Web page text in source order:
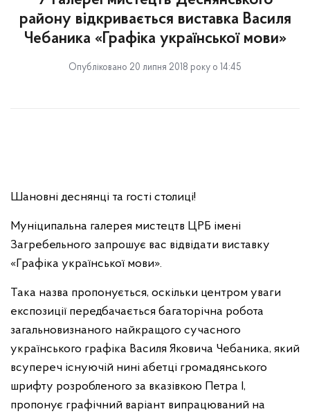
району відкривається виставка Василя
Чебаника «Графіка української мови»
Опубліковано 20 липня 2018 року о 14:45
Шановні деснянці та гості столиці!
Муніципальна галерея мистецтв ЦРБ імені
Загребельного запрошує вас відвідати виставку
«Графіка української мови».
Така назва пропонується, оскільки центром уваги
експозиції передбачається багаторічна робота
загальновизнаного найкращого сучасного
українського графіка Василя Яковича Чебаника, який
всупереч існуючій нині абетці громадянського
шрифту розробленого за вказівкою Петра І,
пропонує графічний варіант випрацюваний на